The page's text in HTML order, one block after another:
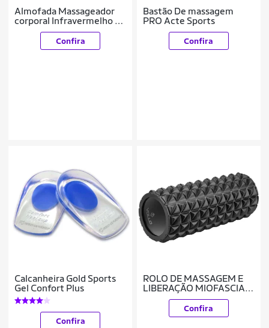
Almofada Massageador
corporal Infravermelho 8
esferas
Confira
Bastão De massagem
PRO Acte Sports
Confira
Calcanheira Gold Sports
Gel Confort Plus
Confira
ROLO DE MASSAGEM E
LIBERAÇÃO MIOFASCIAL
- Vollo
Confira